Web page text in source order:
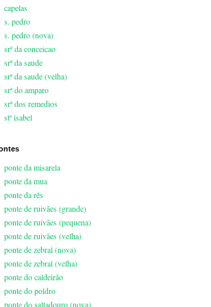
capelas
s. pedro
s. pedro (nova)
srª da conceicao
srª da saude
srª da saude (velha)
srª do amparo
srª dos remedios
stª isabel
ponte da misarela
ponte da mua
ponte da rês
ponte de ruivães (grande)
ponte de ruivães (pequena)
ponte de ruivães (velha)
ponte de zebral (nova)
ponte de zebral (velha)
ponte do caldeirão
ponte do poldro
ponte do saltadouro (nova)